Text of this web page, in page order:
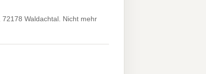
Waldachtal. Nicht mehr